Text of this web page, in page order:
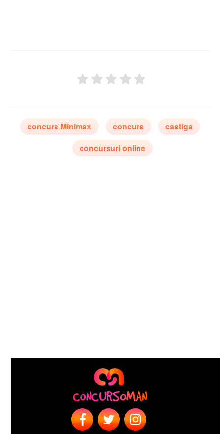
concurs Minimax concurs
castiga
concursuri online